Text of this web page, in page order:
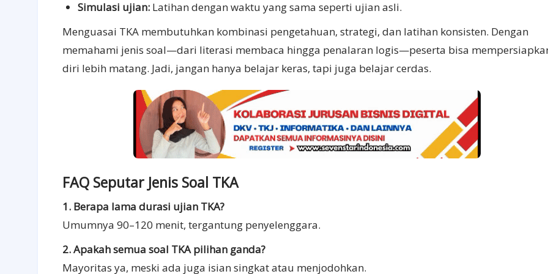
Simulasi ujian: Latihan dengan waktu yang sama seperti ujian asli.
Menguasai TKA membutuhkan kombinasi pengetahuan, strategi, dan latihan konsisten. Dengan
memahami jenis soal—dari literasi membaca hingga penalaran logis—peserta bisa
diri lebih matang. Jadi, jangan hanya belajar keras, tapi juga belajar cerdas.
FAQ Seputar Jenis Soal TKA
1. Berapa lama durasi ujian TKA?
Umumnya 90–120 menit, tergantung penyelenggara.
2. Apakah semua soal TKA pilihan ganda?
Mayoritas ya, meski ada juga isian singkat atau menjodohkan.